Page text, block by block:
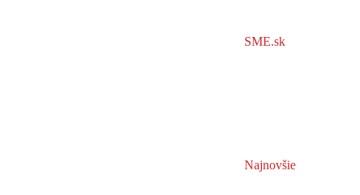
SME.sk
Najnovšie